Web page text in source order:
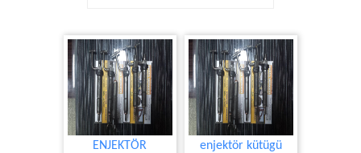
ENJEKTÖR enjektör kütügü